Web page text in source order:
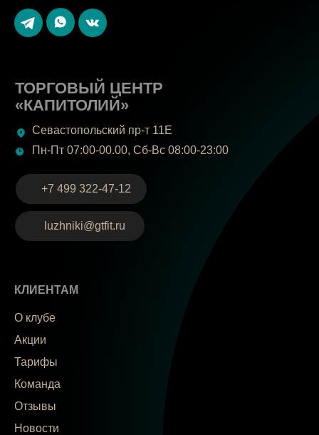
luzhniki@gtfit.ru
+7 499 322-47-12
КЛИЕНТАМ
ТОРГОВЫЙ ЦЕНТР
«КАПИТОЛИЙ»
Севастопольский пр-т 11Е
Пн-Пт 07:00-00.00, Сб-Вс 08:00-23:00
О клубе
Акции
Тарифы
Команда
Отзывы
Новости